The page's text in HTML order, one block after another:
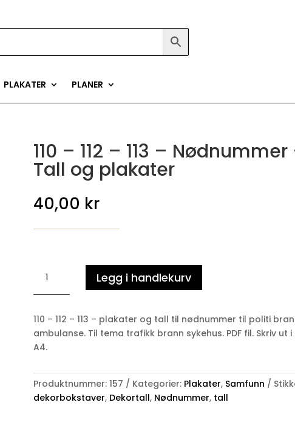
PLAKATER PLANER
110 – 112 – 113 – Nødnummer
Tall og plakater
40,00 kr
112
113
-
Nødnummer
Tall
og
Legg i handlekurv
110 – 112 – 113 – plakater og tall til nødnummer til politi
ambulanse. Til tema trafikk brann sykehus. PDF fil. Skriv ut i
A4.
Produktnummer: 157 Kategorier: Plakater, Samfunn
dekorbokstaver, Dekortall, Nødnummer, tall